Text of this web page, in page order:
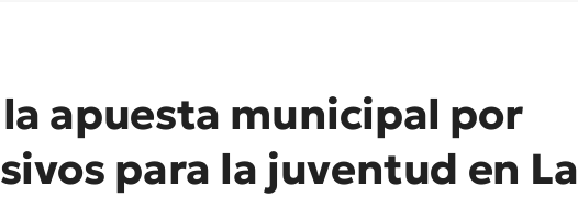
apuesta municipal por
para la juventud en La